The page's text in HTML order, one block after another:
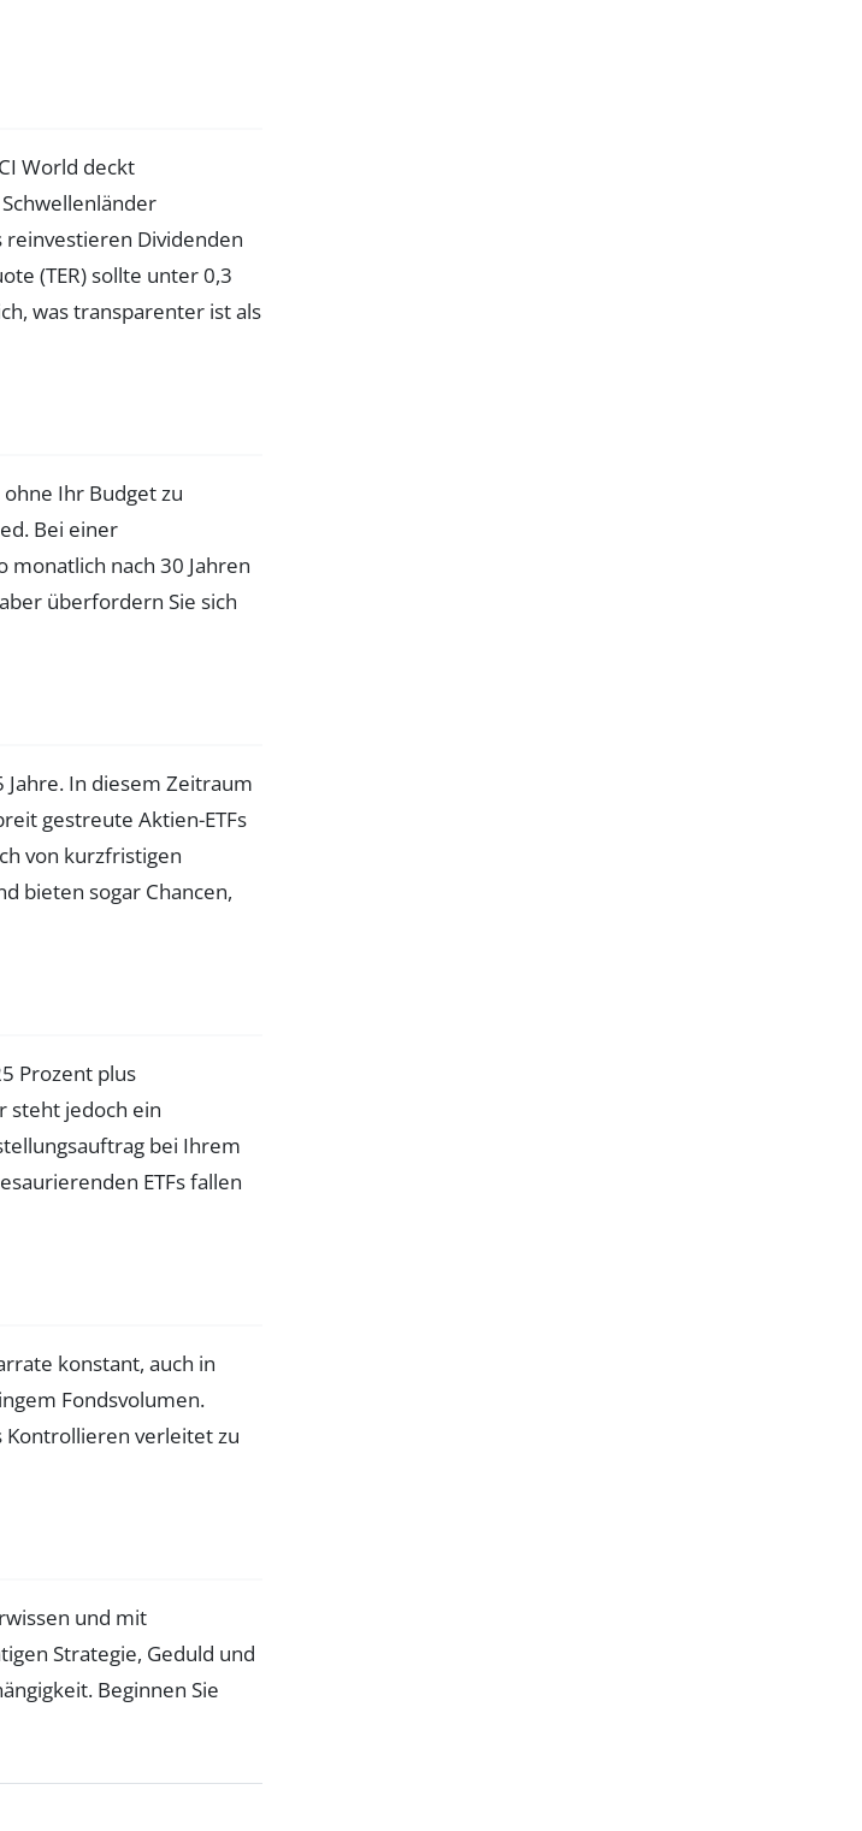
World deckt
reinvestieren Dividenden
(TER) sollte unter 0,3
was transparenter ist als
Ihr Budget zu
Bei einer
monatlich nach 30 Jahren
überfordern Sie sich
Jahre. In diesem Zeitraum
gestreute Aktien-ETFs
von kurzfristigen
bieten sogar Chancen,
Prozent plus
steht jedoch ein
bei Ihrem
ETFs fallen
konstant, auch in
Fondsvolumen.
Kontrollieren verleitet zu
und mit
Strategie, Geduld und
Beginnen Sie